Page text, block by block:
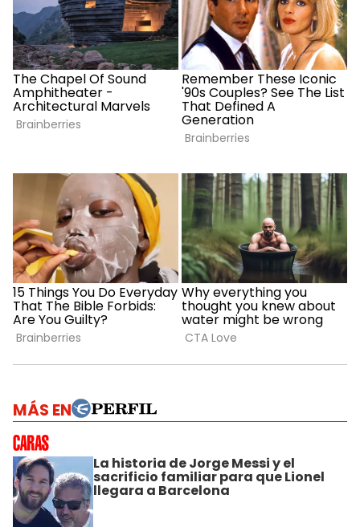
MÁS EN
La historia de Jorge Messi y el
sacrificio familiar para que Lionel
llegara a Barcelona